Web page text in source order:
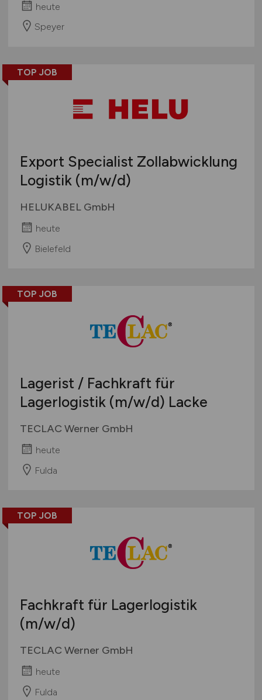
heute
Speyer
TOP JOB
Export Specialist Zollabwicklung
Logistik (m/w/d)
HELUKABEL GmbH
heute
Bielefeld
TOP JOB
Lagerist / Fachkraft für
Lagerlogistik (m/w/d) Lacke
TECLAC Werner GmbH
heute
Fulda
TOP JOB
Fachkraft für Lagerlogistik
(m/w/d)
TECLAC Werner GmbH
heute
Fulda